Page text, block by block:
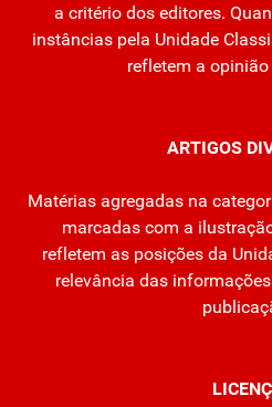
a critério dos editores.
instâncias pela Unidade
refletem a
ARTIGOS
Matérias agregadas na
marcadas com a
refletem as posições da
relevância das